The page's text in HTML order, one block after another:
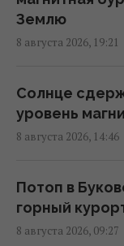
Евросоюз
собственным
14:54 суббота, 08
США
12:13 суббота, 08
Главный
войны в
Трампа, - CNN
Землю
8 августа 2026, 19:21
Солнце
уровень
8 августа 2026, 14:46
Потоп в
горный
8 августа 2026, 09:27